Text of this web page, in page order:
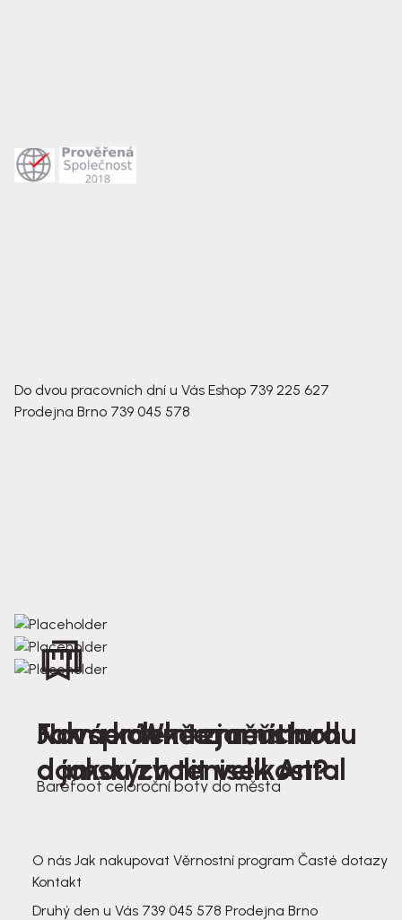
Do dvou pracovních dní u Vás Eshop 739 225 627
Prodejna Brno 739 045 578
Nová kolekce jarních
dámských tenisek Antal
Jak správně změřit nohu
a jakou zvolit velikost?
Farmer Winter mustard
Barefoot celoroční boty do města
O nás Jak nakupovat Věrnostní program Časté dotazy
Kontakt
Druhý den u Vás 739 045 578 Prodejna Brno